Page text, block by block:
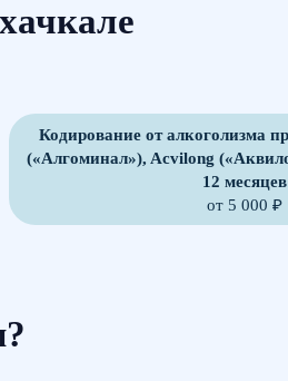
Кодирование от алкоголизма
(«Алгоминал»), Acvilong
12 месяцев
от 5 000 ₽